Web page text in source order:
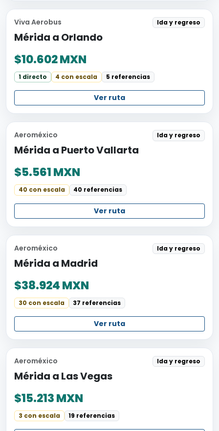
Viva Aerobus
Mérida a Orlando
Ida y regreso
$10.602 MXN
1 directo 4 con escala 5 referencias
Ver ruta
Aeroméxico
Mérida a Puerto Vallarta
Ida y regreso
$5.561 MXN
40 con escala 40 referencias
Ver ruta
Aeroméxico
Mérida a Madrid
Ida y regreso
$38.924 MXN
30 con escala 37 referencias
Ver ruta
Aeroméxico
Mérida a Las Vegas
Ida y regreso
$15.213 MXN
3 con escala 19 referencias